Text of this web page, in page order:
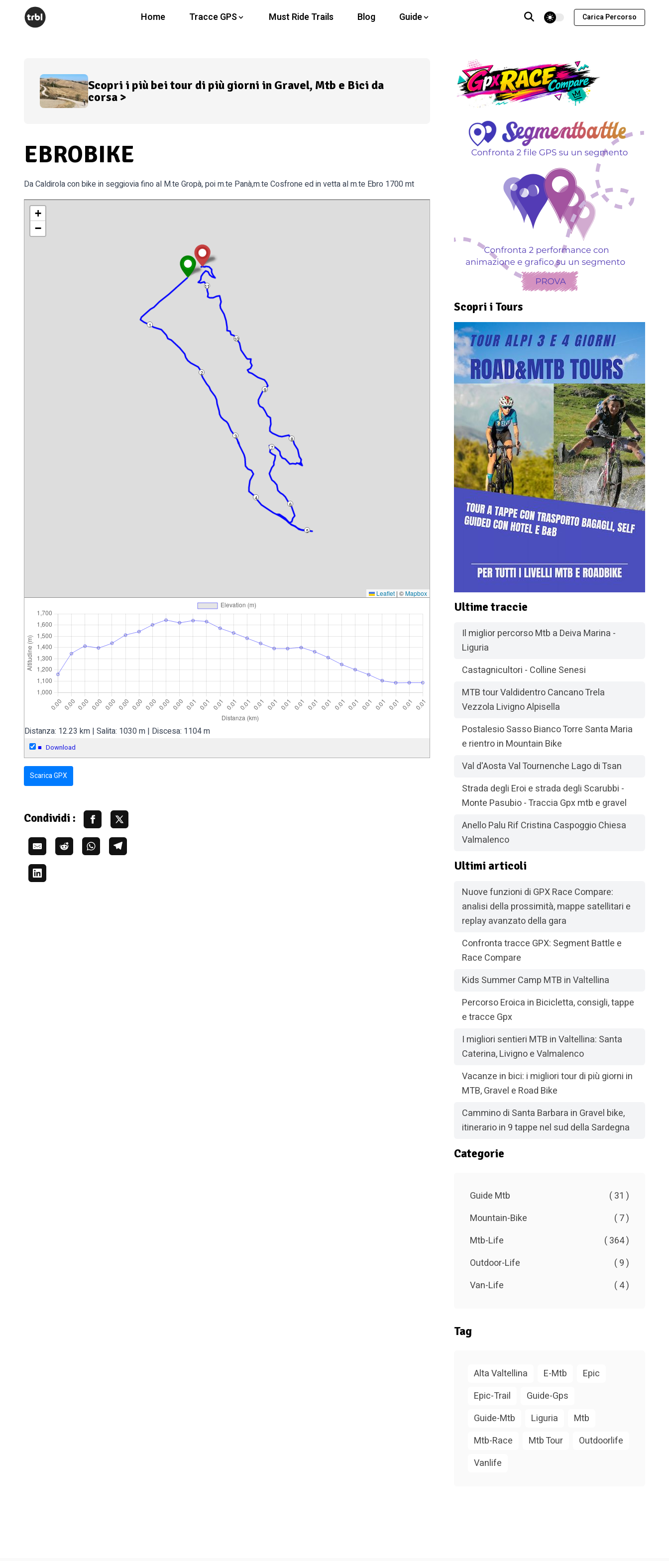
Home Tracce GPS Must Ride Trails Blog Guide theme switcher Carica Percorso
Scopri i più bei tour di più giorni in Gravel, Mtb e Bici da
corsa >
EBROBIKE
Da Caldirola con bike in seggiovia fino al M.te Gropà, poi m.te Panà,m.te Cosfrone ed in vetta al m.te Ebro 1700 mt
8
4
2
6
10
1
3
5
7
9
11
+
−
Leaflet | ©Mapbox
Distanza: 12.23 km | Salita: 1030 m | Discesa: 1104 m
■ Download
Scarica GPX
Condividi :
Scopri i Tours
Ultime traccie
Il miglior percorso Mtb a Deiva Marina -
Liguria
Castagnicultori - Colline Senesi
MTB tour Valdidentro Cancano Trela
Vezzola Livigno Alpisella
Postalesio Sasso Bianco Torre Santa Maria
e rientro in Mountain Bike
Val d'Aosta Val Tournenche Lago di Tsan
Strada degli Eroi e strada degli Scarubbi -
Monte Pasubio - Traccia Gpx mtb e gravel
Anello Palu Rif Cristina Caspoggio Chiesa
Valmalenco
Ultimi articoli
Nuove funzioni di GPX Race Compare:
analisi della prossimità, mappe satellitari e
replay avanzato della gara
Confronta tracce GPX: Segment Battle e
Race Compare
Kids Summer Camp MTB in Valtellina
Percorso Eroica in Bicicletta, consigli, tappe
e tracce Gpx
I migliori sentieri MTB in Valtellina: Santa
Caterina, Livigno e Valmalenco
Vacanze in bici: i migliori tour di più giorni in
MTB, Gravel e Road Bike
Cammino di Santa Barbara in Gravel bike,
itinerario in 9 tappe nel sud della Sardegna
Categorie
Guide Mtb
( 31 )
Mountain-Bike
( 7 )
Mtb-Life
( 364 )
Outdoor-Life
( 9 )
Van-Life
( 4 )
Tag
Alta Valtellina E-Mtb
Epic
Epic-Trail
Guide-Gps
Guide-Mtb
Liguria
Mtb
Mtb-Race
Mtb Tour
Outdoorlife
Vanlife